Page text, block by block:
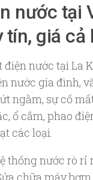
nước tại
tín, giá cả
điện nước tại La
nước gia đình,
ngầm, sự cố
ổ cắm, phao
các loại.
thống nước rò rỉ
chữa máy